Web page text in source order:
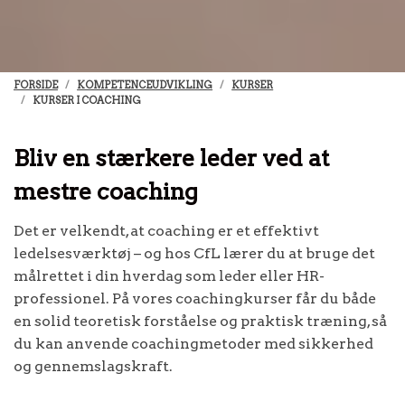
FORSIDE KOMPETENCEUDVIKLING
KURSER
KURSER I COACHING
Bliv en stærkere leder ved at
mestre coaching
Det er velkendt, at coaching er et effektivt
ledelsesværktøj – og hos CfL lærer du at bruge det
målrettet i din hverdag som leder eller HR-
professionel. På vores coachingkurser får du både
en solid teoretisk forståelse og praktisk træning, så
du kan anvende coachingmetoder med sikkerhed
og gennemslagskraft.